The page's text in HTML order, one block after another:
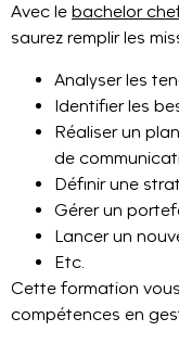
Avec le bachelor
saurez remplir les
Analyser les
Identifier les
Réaliser un
de
Définir une
Gérer un
Lancer un
Etc.
Cette formation
compétences en